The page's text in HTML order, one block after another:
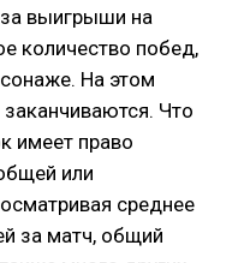
выигрыши на
количество побед,
На этом
Что
имеет право
или
среднее
за матч, общий